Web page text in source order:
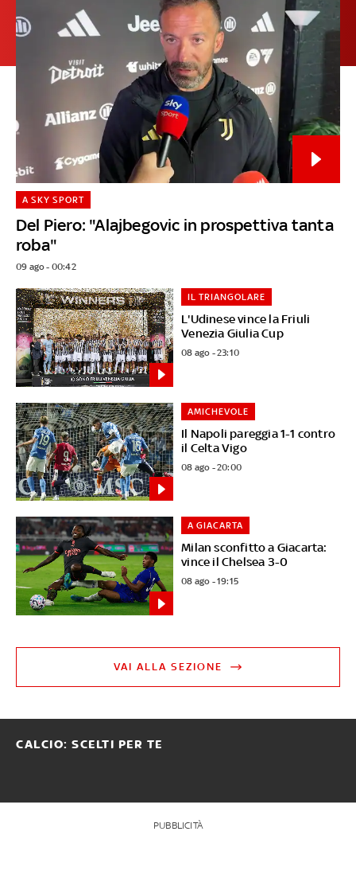
Del Piero: "Alajbegovic in prospettiva tanta
roba"
A SKY SPORT
09 ago - 00:42
L'Udinese vince la Friuli
Venezia Giulia Cup
IL TRIANGOLARE
08 ago - 23:10
Il Napoli pareggia 1-1 contro
il Celta Vigo
AMICHEVOLE
08 ago - 20:00
Milan sconfitto a Giacarta:
vince il Chelsea 3-0
A GIACARTA
08 ago - 19:15
VAI ALLA SEZIONE
CALCIO: SCELTI PER TE
PUBBLICITÀ